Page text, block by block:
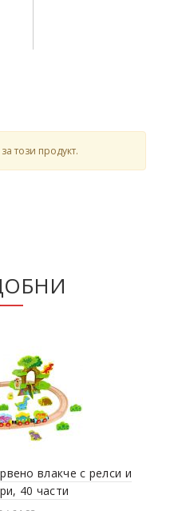
този продукт.
влакче с релси и
40 части